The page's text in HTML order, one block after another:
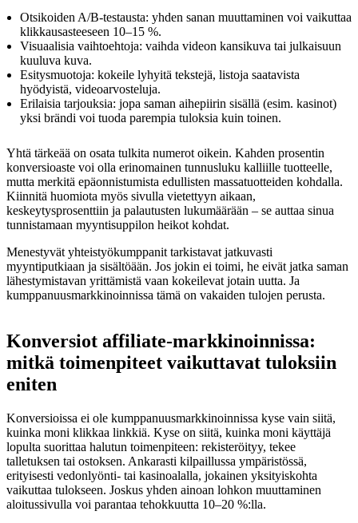
Otsikoiden A/B-testausta: yhden sanan muuttaminen voi vaikuttaa
klikkausasteeseen 10–15 %.
Visuaalisia vaihtoehtoja: vaihda videon kansikuva tai julkaisuun
kuuluva kuva.
Esitysmuotoja: kokeile lyhyitä tekstejä, listoja saatavista
hyödyistä, videoarvosteluja.
Erilaisia tarjouksia: jopa saman aihepiirin sisällä (esim. kasinot)
yksi brändi voi tuoda parempia tuloksia kuin toinen.
Yhtä tärkeää on osata tulkita numerot oikein. Kahden prosentin
konversioaste voi olla erinomainen tunnusluku kalliille tuotteelle,
mutta merkitä epäonnistumista edullisten massatuotteiden kohdalla.
Kiinnitä huomiota myös sivulla vietettyyn aikaan,
keskeytysprosenttiin ja palautusten lukumäärään – se auttaa sinua
tunnistamaan myyntisuppilon heikot kohdat.
Menestyvät yhteistyökumppanit tarkistavat jatkuvasti
myyntiputkiaan ja sisältöään. Jos jokin ei toimi, he eivät jatka saman
lähestymistavan yrittämistä vaan kokeilevat jotain uutta. Ja
kumppanuusmarkkinoinnissa tämä on vakaiden tulojen perusta.
Konversiot affiliate-markkinoinnissa:
mitkä toimenpiteet vaikuttavat tuloksiin
eniten
Konversioissa ei ole kumppanuusmarkkinoinnissa kyse vain siitä,
kuinka moni klikkaa linkkiä. Kyse on siitä, kuinka moni käyttäjä
lopulta suorittaa halutun toimenpiteen: rekisteröityy, tekee
talletuksen tai ostoksen. Ankarasti kilpaillussa ympäristössä,
erityisesti vedonlyönti- tai kasinoalalla, jokainen yksityiskohta
vaikuttaa tulokseen. Joskus yhden ainoan lohkon muuttaminen
aloitussivulla voi parantaa tehokkuutta 10–20 %:lla.